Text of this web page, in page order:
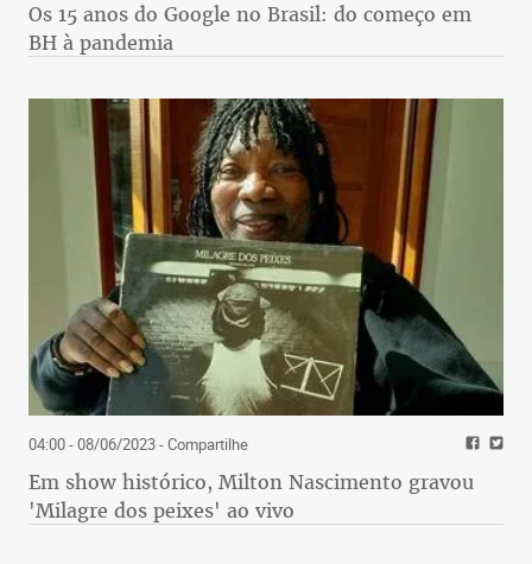
Os 15 anos do Google no Brasil: do começo em
BH à pandemia
04:00 - 08/06/2023- Compartilhe
Em show histórico, Milton Nascimento gravou
'Milagre dos peixes' ao vivo